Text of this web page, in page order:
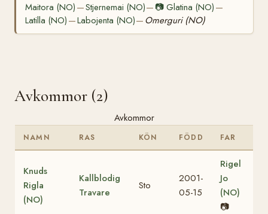
Maitora (NO) —Stjernemai (NO)— 📷Glatina (NO) —
Latilla (NO) —Labojenta (NO)— Omerguri (NO)
Avkommor (2)
Avkommor
NAMN RAS KÖN FÖDD FAR
Knuds
Rigla
(NO)
Kallblodig
Travare
Sto
2001-
05-15
Rigel
Jo
(NO)
📷